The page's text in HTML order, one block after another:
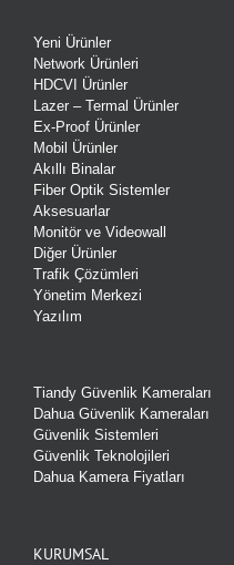
Yeni Ürünler
Network Ürünleri
HDCVI Ürünler
Lazer – Termal Ürünler
Ex-Proof Ürünler
Mobil Ürünler
Akıllı Binalar
Fiber Optik Sistemler
Aksesuarlar
Monitör ve Videowall
Diğer Ürünler
Trafik Çözümleri
Yönetim Merkezi
Yazılım
Tiandy Güvenlik Kameraları
Dahua Güvenlik Kameraları
Güvenlik Sistemleri
Güvenlik Teknolojileri
Dahua Kamera Fiyatları
KURUMSAL